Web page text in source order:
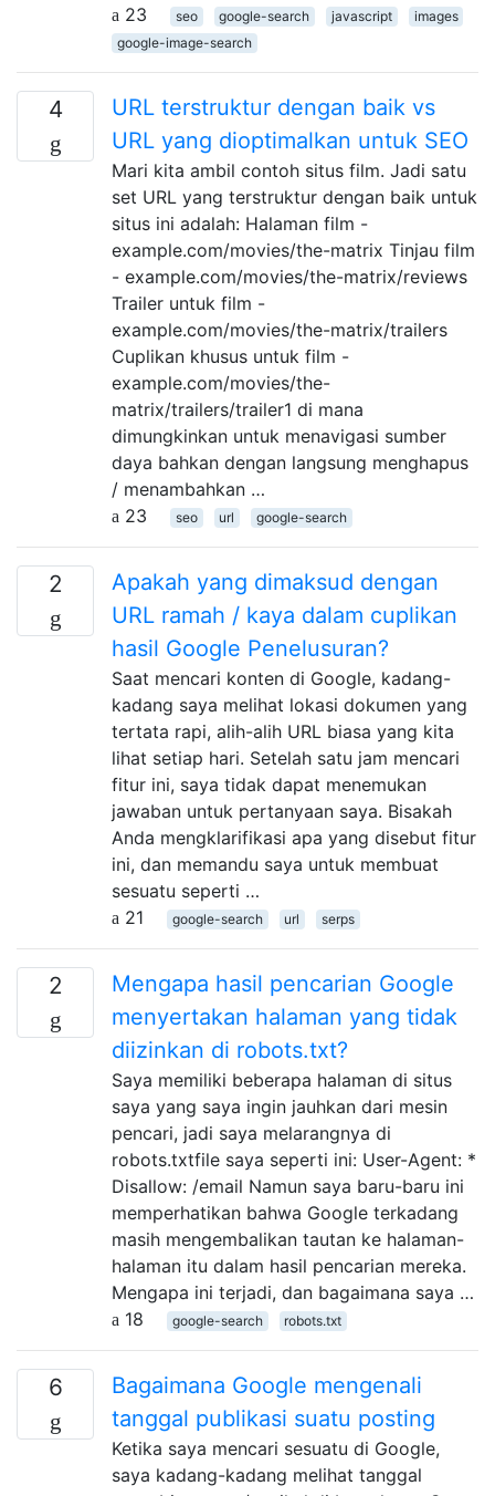
23
seo google-search javascript
images
google-image-search
4
URL terstruktur dengan baik vs
URL yang dioptimalkan untuk SEO
Mari kita ambil contoh situs film. Jadi satu
set URL yang terstruktur dengan baik untuk
situs ini adalah: Halaman film -
example.com/movies/the-matrix Tinjau film
- example.com/movies/the-matrix/reviews
Trailer untuk film -
example.com/movies/the-matrix/trailers
Cuplikan khusus untuk film -
example.com/movies/the-
matrix/trailers/trailer1 di mana
dimungkinkan untuk menavigasi sumber
daya bahkan dengan langsung menghapus
/ menambahkan …
23
seo url google-search
2
Apakah yang dimaksud dengan
URL ramah / kaya dalam cuplikan
hasil Google Penelusuran?
Saat mencari konten di Google, kadang-
kadang saya melihat lokasi dokumen yang
tertata rapi, alih-alih URL biasa yang kita
lihat setiap hari. Setelah satu jam mencari
fitur ini, saya tidak dapat menemukan
jawaban untuk pertanyaan saya. Bisakah
Anda mengklarifikasi apa yang disebut fitur
ini, dan memandu saya untuk membuat
sesuatu seperti …
21
google-search url serps
2
Mengapa hasil pencarian Google
menyertakan halaman yang tidak
diizinkan di robots.txt?
Saya memiliki beberapa halaman di situs
saya yang saya ingin jauhkan dari mesin
pencari, jadi saya melarangnya di
robots.txtfile saya seperti ini: User-Agent: *
Disallow: /email Namun saya baru-baru ini
memperhatikan bahwa Google terkadang
masih mengembalikan tautan ke halaman-
halaman itu dalam hasil pencarian mereka.
Mengapa ini terjadi, dan bagaimana saya …
18
google-search robots.txt
6
Bagaimana Google mengenali
tanggal publikasi suatu posting
Ketika saya mencari sesuatu di Google,
saya kadang-kadang melihat tanggal